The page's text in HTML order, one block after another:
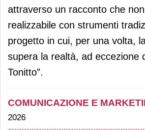
attraverso un racconto che
realizzabile con strumenti
progetto in cui, per una volta,
supera la realtà, ad eccezione
Tonitto”.
COMUNICAZIONE E
2026